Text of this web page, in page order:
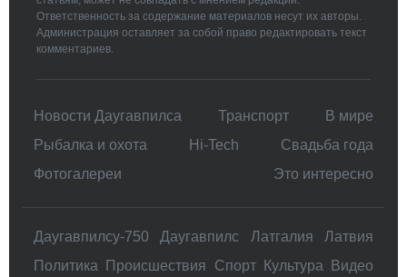
Ответственность за содержание материалов несут их авторы.
Администрация оставляет за собой право редактировать текст
комментариев.
Новости Даугавпилса Транспорт
В мире
Рыбалка и охота
Hi-Tech
Свадьбa года
Фотогалереи
Это интересно
Даугавпилсу-750 Даугавпилс Латгалия
Латвия
Политика
Происшествия Спорт Культура Видео